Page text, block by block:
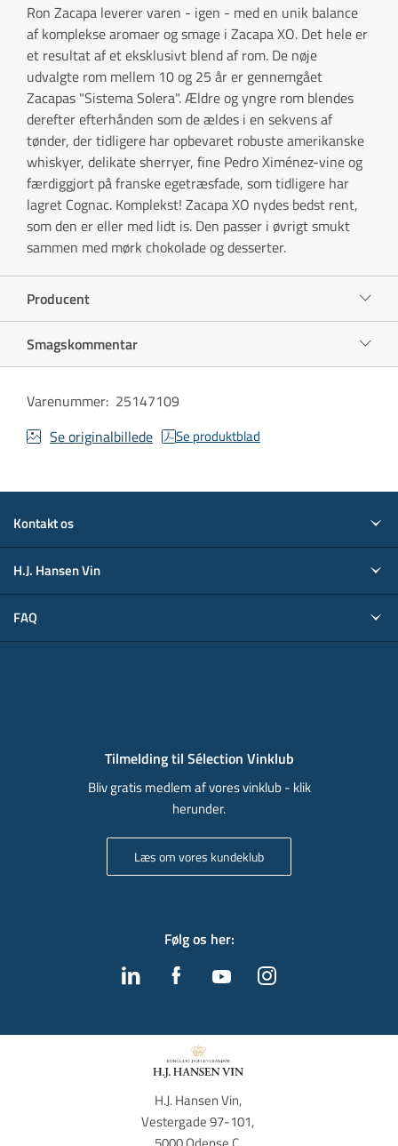
Ron Zacapa leverer varen - igen - med en unik balance
af komplekse aromaer og smage i Zacapa XO. Det hele er
et resultat af et eksklusivt blend af rom. De nøje
udvalgte rom mellem 10 og 25 år er gennemgået
Zacapas "Sistema Solera". Ældre og yngre rom blendes
derefter efterhånden som de ældes i en sekvens af
tønder, der tidligere har opbevaret robuste amerikanske
whiskyer, delikate sherryer, fine Pedro Ximénez-vine og
færdiggjort på franske egetræsfade, som tidligere har
lagret Cognac. Komplekst! Zacapa XO nydes bedst rent,
som den er eller med lidt is. Den passer i øvrigt smukt
sammen med mørk chokolade og desserter.
Producent
Smagskommentar
Varenummer: 25147109
Se originalbillede
Se produktblad
Kontakt os
H.J. Hansen Vin
FAQ
Tilmelding til Sélection Vinklub
Bliv gratis medlem af vores vinklub - klik
herunder.
Læs om vores kundeklub
Følg os her:
H.J. Hansen Vin,
Vestergade 97-101,